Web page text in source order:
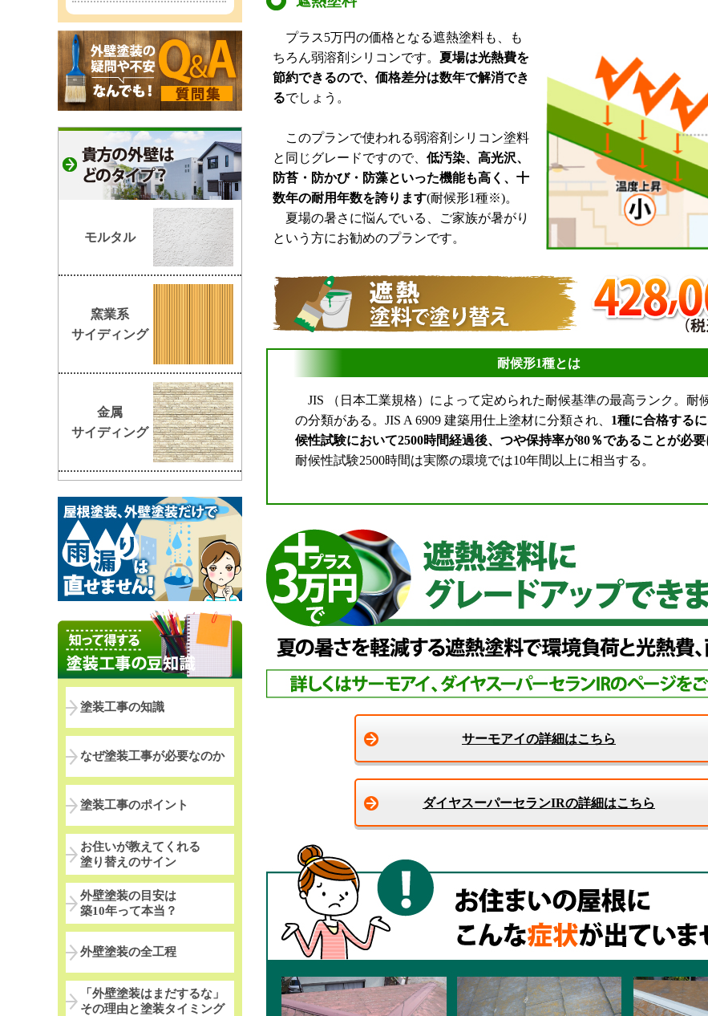
プラス5万円の価格となる遮熱塗料も、も
ちろん弱溶剤シリコンです。 夏場は光熱費を
節約できるので、価格差分は数年で解消でき
るでしょう。
このプランで使われる弱溶剤シリコン塗料
と同じグレードですので、 低汚染、高光沢、
防苔・防かび・防藻といった機能も高く、十
数年の耐用年数を誇ります(耐候形1種※)。
夏場の暑さに悩んでいる、ご家族が暑がり
という方にお勧めのプランです。
耐候形1種とは
JIS （日本工業規格）によって定められた耐候基準の最高ランク。耐
の分類がある。JIS A 6909 建築用仕上塗材に分類され、 1種に合格する
候性試験において2500時間経過後、つや保持率が80％であることが必要
耐候性試験2500時間は実際の環境では10年間以上に相当する。
サーモアイの詳細はこちら
ダイヤスーパーセランIRの詳細はこちら
モルタル
窯業系
サイディング
金属
サイディング
塗装工事の知識
なぜ塗装工事が必要なのか
塗装工事のポイント
お住いが教えてくれる
塗り替えのサイン
外壁塗装の目安は
築10年って本当？
外壁塗装の全工程
「外壁塗装はまだするな」
その理由と塗装タイミング